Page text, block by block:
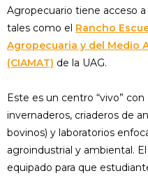
Agropecuario tiene acceso
tales como el Rancho
Agropecuaria y del Medio
(CIAMAT) de la UAG.
Este es un centro “vivo”
invernaderos, criaderos de
bovinos) y laboratorios
agroindustrial y ambiental.
equipado para que